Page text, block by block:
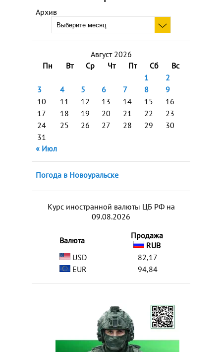
Архив
Август 2026
Пн
Вт Ср Чт Пт Сб
Вс
1
2
3
4 5 6 7 8
9
10
11 12 13 14 15
16
17
18 19 20 21 22
23
24
25 26 27 28 29
30
31
« Июл
Погода в Новоуральске
Курс иностранной валюты ЦБ РФ на
09.08.2026
Валюта
Продажа
RUB
USD
82,17
EUR
94,84